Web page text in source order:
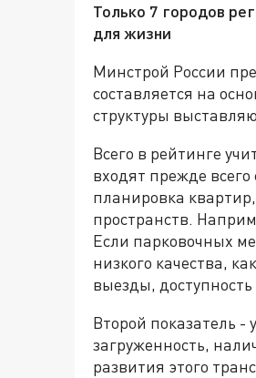
Только 7 городов
для жизни
Минстрой России
составляется на
структуры
Всего в рейтинге
входят прежде
планировка
пространств.
Если парковочных
низкого качества,
выезды,
Второй показатель -
загруженность,
развития этого